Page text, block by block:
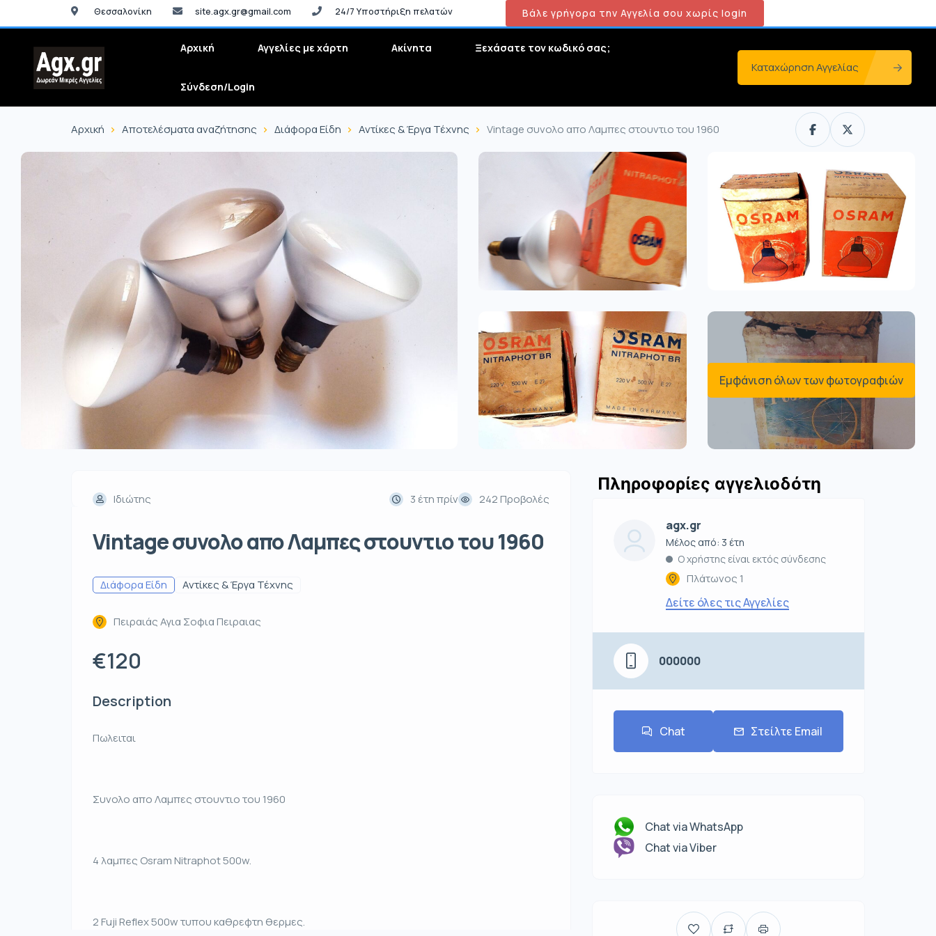
Θεσσαλονίκη site.agx.gr@gmail.com 24/7 Υποστήριξη πελατών Βάλε γρήγορα την Αγγελία σου χωρίς login
Αρχική Αγγελίες με χάρτη Ακίνητα Ξεχάσατε τον κωδικό σας;
Σύνδεση/Login
Καταχώρηση Αγγελίας
Αρχική Αποτελέσματα αναζήτησης Διάφορα Είδη Αντίκες & Έργα Τέχνης Vintage συνολο απο Λαμπες στουντιο του 1960
Εμφάνιση όλων των φωτογραφιών
Ιδιώτης 3 έτη πρίν 242 Προβολές
Vintage συνολο απο Λαμπες στουντιο του 1960
Διάφορα Είδη Αντίκες & Έργα Τέχνης
Πειραιάς Αγια Σοφια Πειραιας
€120
Description
Πωλειται
Συνολο απο Λαμπες στουντιο του 1960
4 λαμπες Osram Nitraphot 500w.
2 Fuji Reflex 500w τυπου καθρεφτη θερμες.
Πληροφορίες αγγελιοδότη
agx.gr
Μέλος από: 3 έτη
Ο χρήστης είναι εκτός σύνδεσης
Πλάτωνος 1
Δείτε όλες τις Αγγελίες
000000
Chat Στείλτε Email
Chat via WhatsApp
Chat via Viber